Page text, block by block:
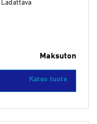
Ladattava
Maksuton
Katso tuote